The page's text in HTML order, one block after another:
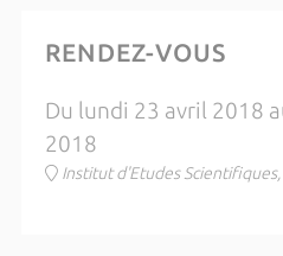
RENDEZ-VOUS
Du lundi 23 avril 2018
2018
Institut d'Etudes Scientifiques,